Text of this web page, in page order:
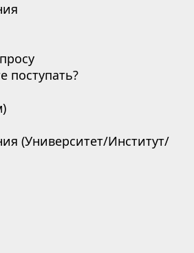
поступать?
(Университет/Институт/